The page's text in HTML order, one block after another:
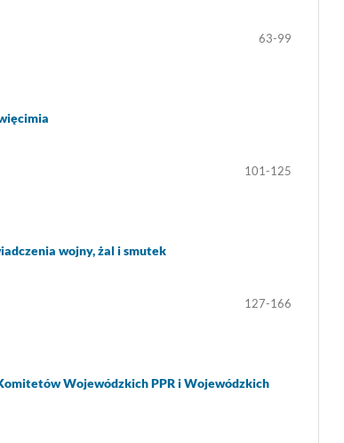
63-99
101-125
wojny, żal i smutek
127-166
Wojewódzkich PPR i Wojewódzkich